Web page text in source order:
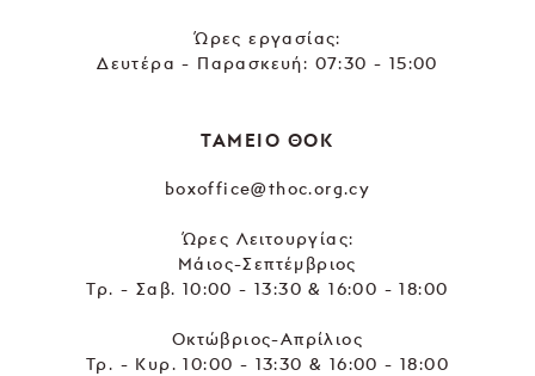
Ώρες εργασίας:
Δευτέρα - Παρασκευή: 07:30 - 15:00
ΤΑΜΕΙΟ ΘΟΚ
boxoffice@thoc.org.cy
Ώρες Λειτουργίας:
Μάιος-Σεπτέμβριος
Τρ. - Σαβ. 10:00 - 13:30 & 16:00 - 18:00
Οκτώβριος-Απρίλιος
Τρ. - Κυρ. 10:00 - 13:30 & 16:00 - 18:00